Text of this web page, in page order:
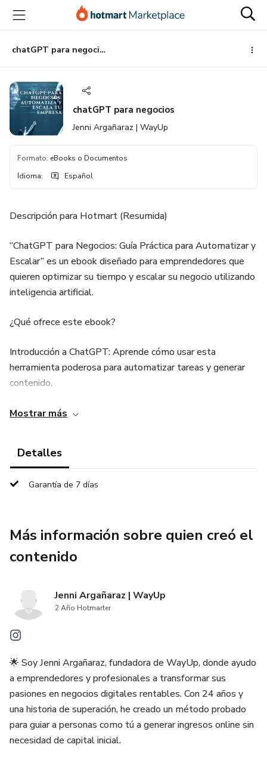
principal
página
de
página
chatGPT para negocios
chatGPT para negocios
Jenni Argañaraz | WayUp
Formato: eBooks o Documentos
Idioma: Español
Descripción para Hotmart (Resumida)
“ChatGPT para Negocios: Guía Práctica para Automatizar y
Escalar” es un ebook diseñado para emprendedores que
quieren optimizar su tiempo y escalar su negocio utilizando
inteligencia artificial.
¿Qué ofrece este ebook?
Introducción a ChatGPT: Aprende cómo usar esta
herramienta poderosa para automatizar tareas y generar
contenido.
Aplicaciones prácticas: Descubre cómo mejorar atención al
Plantillas listas para usar: Prompts para redes sociales,
Ideal para:
Freelancers
Profesionales que buscan optimizar su negocio
Con este ebook, aprenderás a ahorrar tiempo, reducir
costos y aumentar tus ingresos de manera eficiente.
¡Empieza hoy mismo a transformar tu negocio con la ayuda
de ChatGPT!
Mostrar más
Detalles
Garantía de 7 días
Más información sobre quien creó el
contenido
Jenni Argañaraz | WayUp
2 Año Hotmarter
🌟 Soy Jenni Argañaraz, fundadora de WayUp, donde ayudo
a emprendedores y profesionales a transformar sus
pasiones en negocios digitales rentables. Con 24 años y
una historia de superación, he creado un método probado
para guiar a personas como tú a generar ingresos online sin
necesidad de capital inicial.